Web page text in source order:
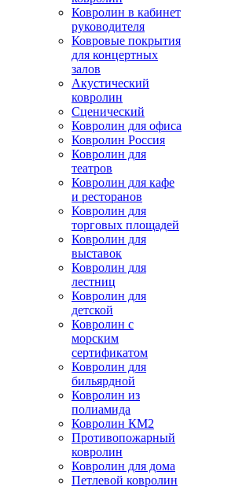
Ковролин в кабинет
руководителя
Ковровые покрытия
для концертных
залов
Акустический
ковролин
Сценический
Ковролин для офиса
Ковролин Россия
Ковролин для
театров
Ковролин для кафе
и ресторанов
Ковролин для
торговых площадей
Ковролин для
выставок
Ковролин для
лестниц
Ковролин для
детской
Ковролин с
морским
сертификатом
Ковролин для
бильярдной
Ковролин из
полиамида
Ковролин КМ2
Противопожарный
ковролин
Ковролин для дома
Петлевой ковролин